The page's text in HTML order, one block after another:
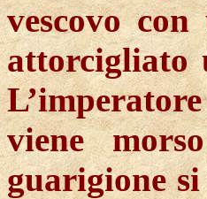
vescovo
attorcigliato
viene
guarigione